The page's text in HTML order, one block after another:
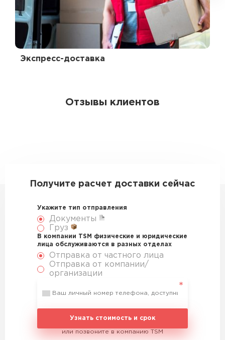
Экспресс-доставка
Отзывы клиентов
Получите расчет доставки сейчас
Укажите тип отправления
Документы
Груз
В компании TSM физические и юридические
лица обслуживаются в разных отделах
Отправка от частного лица
Отправка от компании/
организации
Узнать стоимость и срок
или позвоните в компанию TSM